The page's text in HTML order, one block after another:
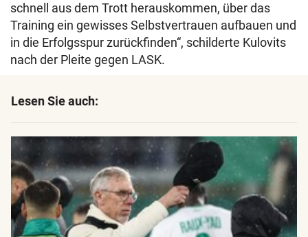
schnell aus dem Trott herauskommen, über das
Training ein gewisses Selbstvertrauen aufbauen und
in die Erfolgsspur zurückfinden“, schilderte Kulovits
nach der Pleite gegen LASK.
Lesen Sie auch: